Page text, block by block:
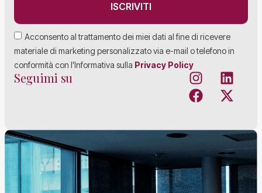
Acconsento al trattamento dei miei dati al fine di ricevere
materiale di marketing personalizzato via e-mail o telefono in
conformità con l'Informativa sulla Privacy Policy
ISCRIVITI
Seguimi su